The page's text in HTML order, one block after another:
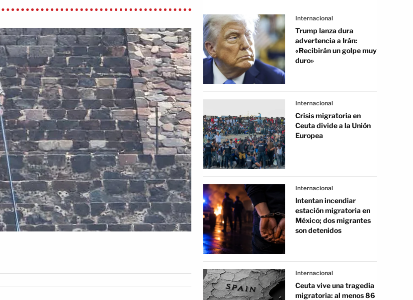
Internacional
Trump lanza dura
advertencia a Irán:
«Recibirán un golpe muy
duro»
Internacional
Crisis migratoria en
Ceuta divide a la Unión
Europea
Internacional
Intentan incendiar
estación migratoria en
México; dos migrantes
son detenidos
Internacional
Ceuta vive una tragedia
migratoria: al menos 86